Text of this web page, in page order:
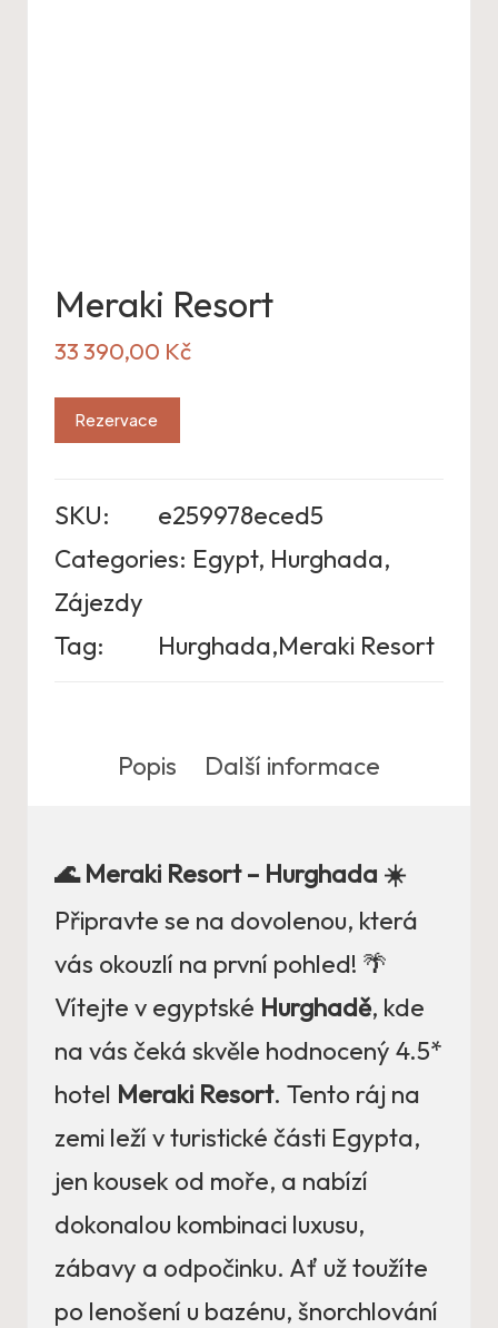
Meraki Resort
33 390,00 Kč
Rezervace
SKU:
e259978eced5
Categories: Egypt, Hurghada,
Zájezdy
Tag:
Hurghada,Meraki Resort
Popis Další informace
🌊 Meraki Resort – Hurghada ☀️
Připravte se na dovolenou, která
vás okouzlí na první pohled! 🌴
Vítejte v egyptské Hurghadě, kde
na vás čeká skvěle hodnocený 4.5*
hotel Meraki Resort. Tento ráj na
zemi leží v turistické části Egypta,
jen kousek od moře, a nabízí
dokonalou kombinaci luxusu,
zábavy a odpočinku. Ať už toužíte
po lenošení u bazénu, šnorchlování